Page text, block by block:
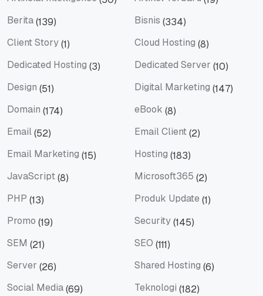
Berita(139) Bisnis (334)
Client Story(1) Cloud Hosting (8)
Dedicated Hosting (3) Dedicated Server (10)
Design (51) Digital Marketing (147)
Domain (174) eBook (8)
Email(52) Email Client(2)
Email Marketing (15) Hosting (183)
JavaScript(8) Microsoft365 (2)
PHP (13) Produk Update (1)
Promo (19) Security(145)
SEM (21) SEO (111)
Server (26) Shared Hosting (6)
Social Media(69) Teknologi (182)